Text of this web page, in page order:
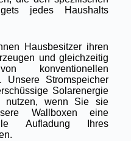
jedes Haushalts
Hausbesitzer ihren
und gleichzeitig
konventionellen
Unsere Stromspeicher
Solarenergie
wenn Sie sie
Wallboxen eine
Aufladung Ihres